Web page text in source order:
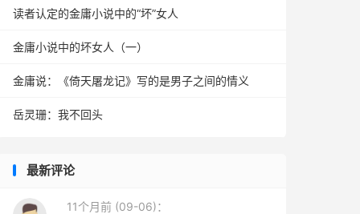
读者认定的金庸小说中的“坏”女人
金庸小说中的坏女人（一）
金庸说：《倚天屠龙记》写的是男子之间的情义
岳灵珊：我不回头
最新评论
11个月前 (09-06)：